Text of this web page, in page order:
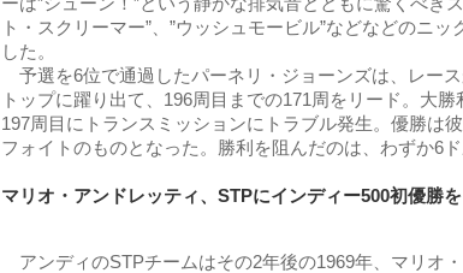
ト・スクリーマー”、”ウッシュモービル”などなどのニ
した。
予選を6位で通過したパーネリ・ジョーンズは、レー
トップに躍り出て、196周目までの171周をリード。大勝
197周目にトランスミッションにトラブル発生。優勝は
フォイトのものとなった。勝利を阻んだのは、わずか6ド
マリオ・アンドレッティ、STPにインディー500初優勝
アンディのSTPチームはその2年後の1969年、マリオ